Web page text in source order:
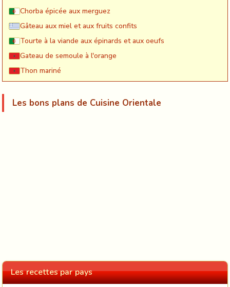
Chorba épicée aux merguez
Gâteau aux miel et aux fruits confits
Tourte à la viande aux épinards et aux oeufs
Gateau de semoule à l'orange
Thon mariné
Les bons plans de Cuisine Orientale
Les recettes par pays